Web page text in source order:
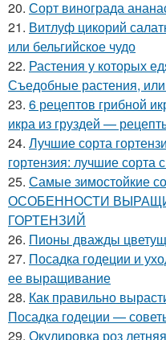
20. Сорт винограда
21. Витлуф цикорий
или бельгийское чудо
22. Растения у которых
Съедобные растения,
23. 6 рецептов грибной
икра из груздей —
24. Лучшие сорта
гортензия: лучшие сорта
25. Самые зимостойкие
ОСОБЕННОСТИ
ГОРТЕНЗИЙ
26. Пионы дважды
27. Посадка годеции и
ее выращивание
28. Как правильно
Посадка годеции —
29. Окулировка роз